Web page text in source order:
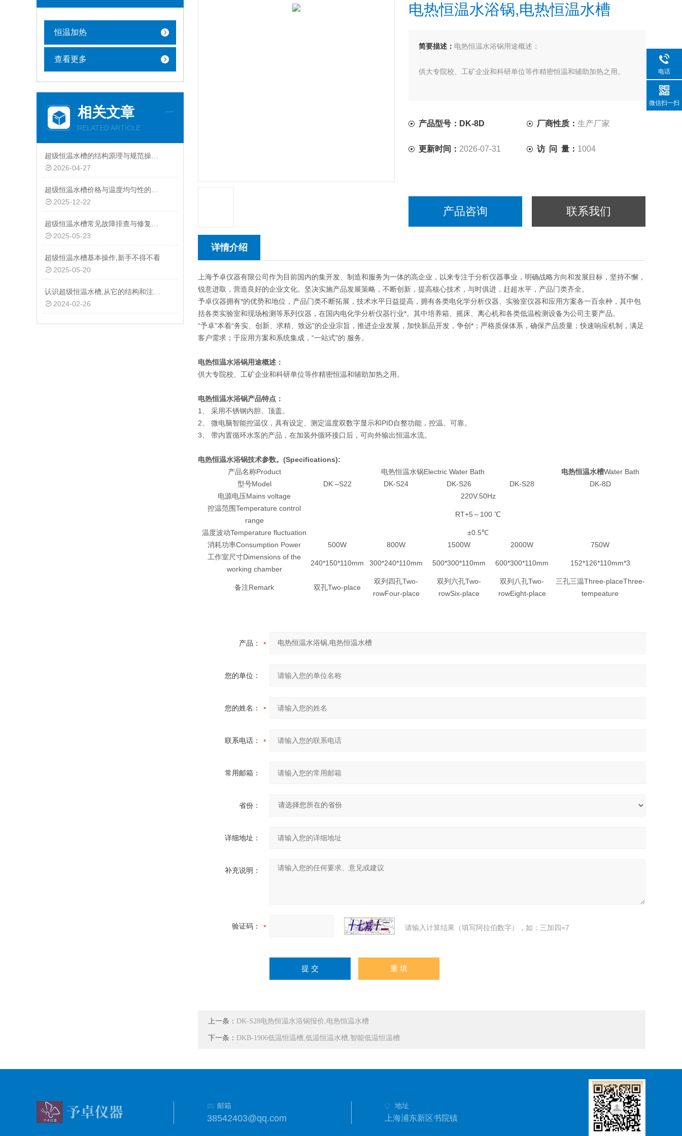
恒温加热
查看更多
相关文章
RELATED ARTICLE
超级恒温水槽的结构原理与规范操作维护指南
2026-04-27
超级恒温水槽价格与温度均匀性的关系：精准控温的成本体现
2025-12-22
超级恒温水槽常见故障排查与修复指南
2025-05-23
超级恒温水槽基本操作,新手不得不看
2025-05-20
认识超级恒温水槽,从它的结构和注意事项开始
2024-02-26
电热恒温水浴锅,电热恒温水槽
简要描述： 电热恒温水浴锅用途概述：
供大专院校、工矿企业和科研单位等作精密恒温和辅助加热之用。
产品型号：DK-8D 厂商性质：生产厂家
更新时间： 2026-07-31 访 问 量： 1004
产品咨询 联系我们
详情介绍
上海予卓仪器有限公司作为目前国内的集开发、制造和服务为一体的高企业，以来专注于分析仪器事业，明确战略方向和发展目标，坚持不懈，
锐意进取，营造良好的企业文化。坚决实施产品发展策略，不断创新，提高核心技术，与时俱进，赶超水平，产品门类齐全。
予卓仪器拥有*的优势和地位，产品门类不断拓展，技术水平日益提高，拥有各类电化学分析仪器、实验室仪器和应用方案各一百余种，其中包
括各类实验室和现场检测等系列仪器，在国内电化学分析仪器行业*。其中培养箱、摇床、离心机和各类低温检测设备为公司主要产品。
“予卓"本着“务实、创新、求精、致远"的企业宗旨，推进企业发展，加快新品开发，争创*；严格质保体系，确保产品质量；快速响应机制，满足
客户需求；于应用方案和系统集成，“一站式"的 服务。
电热恒温水浴锅用途概述：
供大专院校、工矿企业和科研单位等作精密恒温和辅助加热之用。
电热恒温水浴锅产品特点：
1、 采用不锈钢内胆、顶盖。
2、 微电脑智能控温仪，具有设定、测定温度双数字显示和PID自整功能，控温、可靠。
3、 带内置循环水泵的产品，在加装外循环接口后，可向外输出恒温水流。
电热恒温水浴锅技术参数。(Specifications):
产品名称Product
电热恒温水锅Electric Water Bath 电热恒温水槽Water Bath
型号Model
DK –S22 DK-S24 DK-S26 DK-S28
DK-8D
电源电压Mains voltage
220V.50Hz
控温范围Temperature control
range
RT+5～100 ℃
温度波动Temperature fluctuation
±0.5℃
消耗功率Consumption Power
500W 800W 1500W 2000W
750W
工作室尺寸Dimensions of the
working chamber
240*150*110mm 300*240*110mm 500*300*110mm 600*300*110mm 152*126*110mm*3
备注Remark 双孔Two-place
双列四孔Two-
rowFour-place
双列六孔Two-
rowSix-place
双列八孔Two-
rowEight-place
三孔三温Three-placeThree-
tempeature
产品：
您的单位：
您的姓名：
联系电话：
常用邮箱：
省份：
详细地址：
补充说明：
验证码： 请输入计算结果（填写阿拉伯数字），如：三加四=7
上一条： DK-S28电热恒温水浴锅报价,电热恒温水槽
下一条： DKB-1906低温恒温槽,低温恒温水槽,智能低温恒温槽
邮箱
38542403@qq.com
地址
上海浦东新区书院镇
电话
微信扫一扫